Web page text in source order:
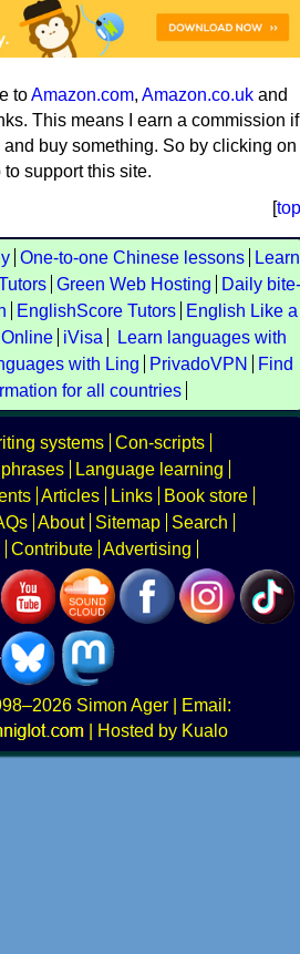
toAmazon.com, Amazon.co.uk and
This means I earn a commission if
buy something. So by clicking on
support this site.
[top
One-to-one Chinese lessons
Learn
Green Web Hosting
Daily bite-
EnglishScore Tutors
English Like a
iVisa
Learn languages with
with Ling PrivadoVPN
Find
for all countries
systems Con-scripts
Language learning
Articles Links
Book store
About Sitemap
Search
Contribute Advertising
Simon Ager | Email:
|
Hosted by Kualo